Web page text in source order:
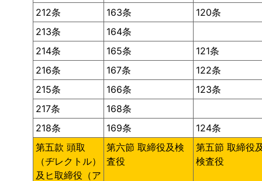
212条
163条
120条
213条
164条
214条
165条
121条
216条
167条
122条
215条
166条
123条
217条
168条
218条
169条
124条
第五款 頭取
（ヂレクトル）
及ヒ取締役（ア
第六節 取締役及検
査役
第五節 取締役
検査役